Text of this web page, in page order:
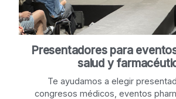
Presentadores para
salud y
Te ayudamos a elegir
congresos médicos, eventos